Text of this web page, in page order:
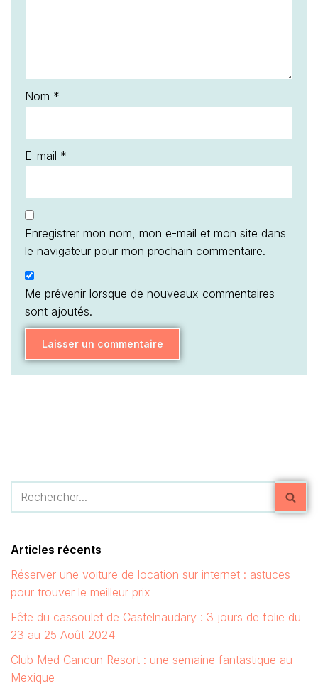
Nom *
E-mail *
Enregistrer mon nom, mon e-mail et mon site dans
le navigateur pour mon prochain commentaire.
Me prévenir lorsque de nouveaux commentaires
sont ajoutés.
Articles récents
Réserver une voiture de location sur internet : astuces
pour trouver le meilleur prix
Fête du cassoulet de Castelnaudary : 3 jours de folie du
23 au 25 Août 2024
Club Med Cancun Resort : une semaine fantastique au
Mexique